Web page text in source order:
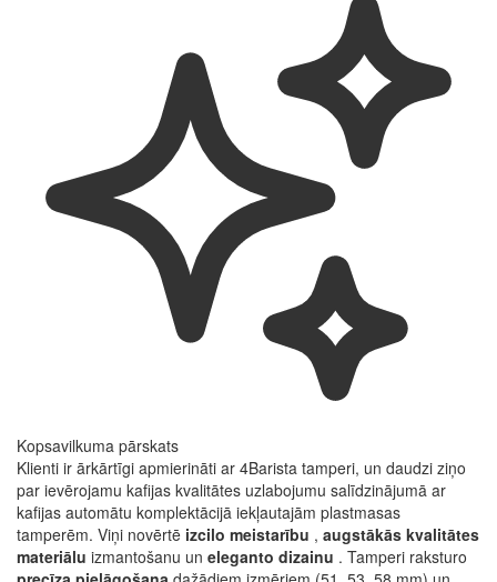
Kopsavilkuma pārskats
Klienti ir ārkārtīgi apmierināti ar 4Barista tamperi, un daudzi ziņo
par ievērojamu kafijas kvalitātes uzlabojumu salīdzinājumā ar
kafijas automātu komplektācijā iekļautajām plastmasas
tamperēm. Viņi novērtē izcilo meistarību , augstākās kvalitātes
materiālu izmantošanu un eleganto dizainu . Tamperi raksturo